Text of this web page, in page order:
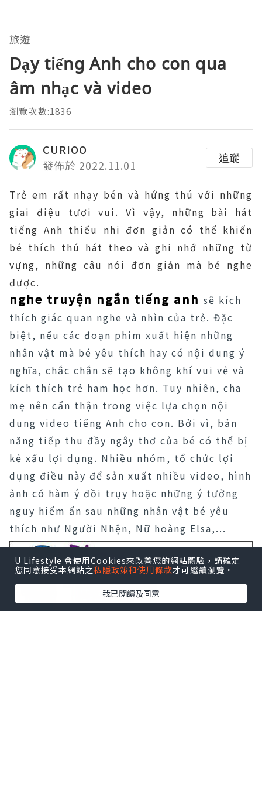
旅遊
Dạy tiếng Anh cho con qua
âm nhạc và video
瀏覽次數:1836
CURIOO
發佈於 2022.11.01
追蹤
Trẻ em rất nhạy bén và hứng thú với những
giai điệu tươi vui. Vì vậy, những bài hát
tiếng Anh thiếu nhi đơn giản có thể khiến
bé thích thú hát theo và ghi nhớ những từ
vựng, những câu nói đơn giản mà bé nghe
được.
nghe truyện ngắn tiếng anh sẽ kích
thích giác quan nghe và nhìn của trẻ. Đặc
biệt, nếu các đoạn phim xuất hiện những
nhân vật mà bé yêu thích hay có nội dung ý
nghĩa, chắc chắn sẽ tạo không khí vui vẻ và
kích thích trẻ ham học hơn. Tuy nhiên, cha
mẹ nên cẩn thận trong việc lựa chọn nội
dung video tiếng Anh cho con. Bởi vì, bản
năng tiếp thu đầy ngây thơ của bé có thể bị
kẻ xấu lợi dụng. Nhiều nhóm, tổ chức lợi
dụng điều này để sản xuất nhiều video, hình
ảnh có hàm ý đồi trụy hoặc những ý tưởng
nguy hiểm ẩn sau những nhân vật bé yêu
thích như Người Nhện, Nữ hoàng Elsa,...
U Lifestyle 會使用Cookies來改善您的網站體驗，請確定
您同意接受本網站之私隱政策和使用條款才可繼續瀏覽。
我已閱讀及同意